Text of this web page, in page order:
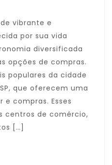
vibrante e
por sua vida
diversificada
opções de compras.
populares da cidade
que oferecem uma
compras. Esses
centros de comércio,
[…]